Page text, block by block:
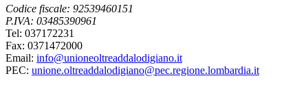
Codice fiscale: 92539460151
P.IVA: 03485390961
Tel: 037172231
Fax: 0371472000
Email: info@unioneoltreaddalodigiano.it
PEC: unione.oltreaddalodigiano@pec.regione.lombardia.it